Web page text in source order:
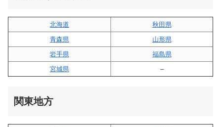
北海道
秋田県
青森県
山形県
岩手県
福島県
宮城県
–
関東地方